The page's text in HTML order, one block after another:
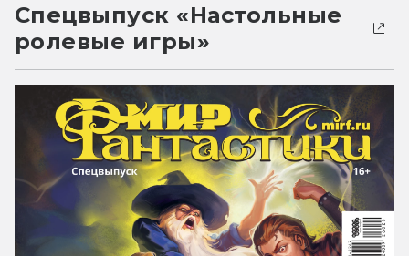
Спецвыпуск «Настольные
ролевые игры»